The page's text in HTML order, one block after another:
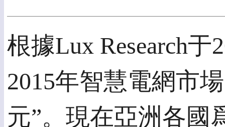
根據Lux Research
2015年智慧電網市
元”。現在亞洲各國